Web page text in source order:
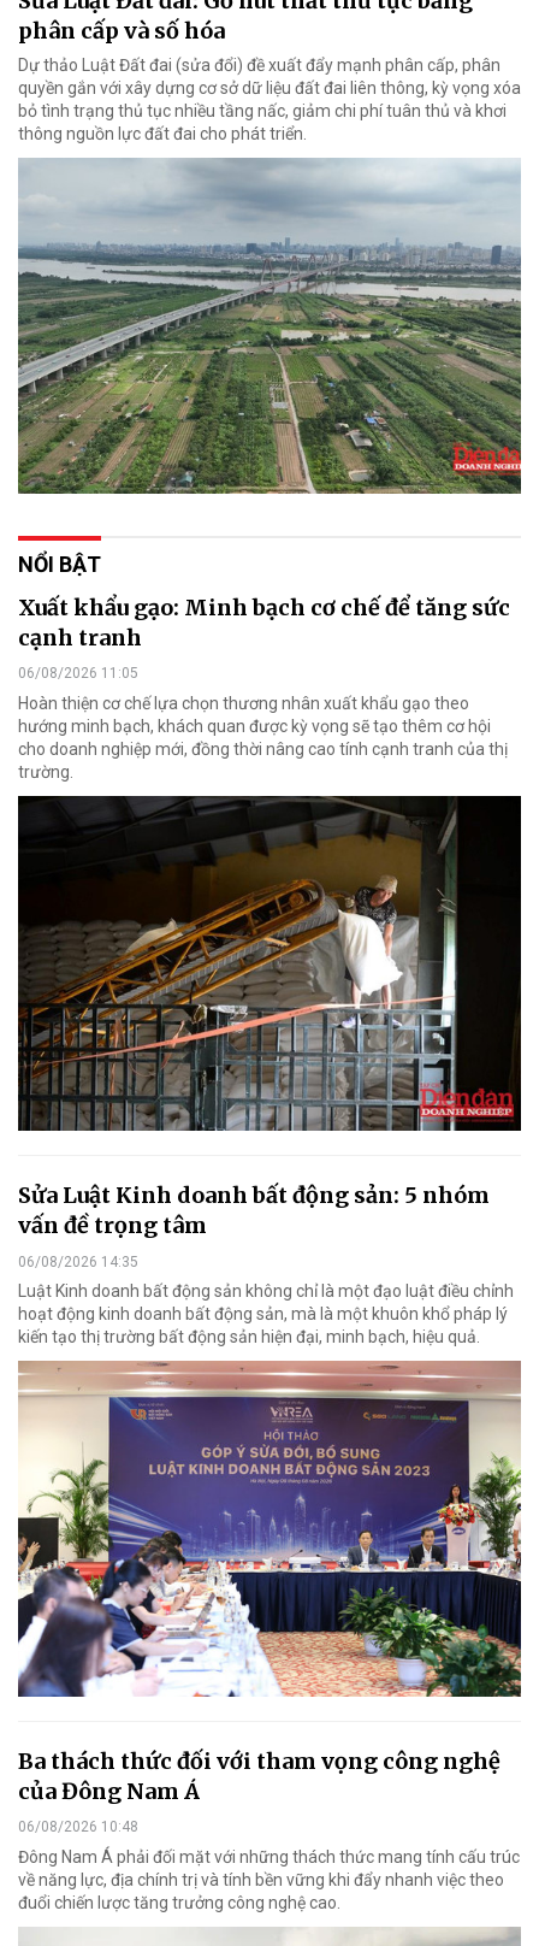
phân cấp và số hóa
Dự thảo Luật Đất đai (sửa đổi) đề xuất đẩy mạnh phân cấp, phân
quyền gắn với xây dựng cơ sở dữ liệu đất đai liên thông, kỳ vọng xóa
bỏ tình trạng thủ tục nhiều tầng nấc, giảm chi phí tuân thủ và khơi
thông nguồn lực đất đai cho phát triển.
NỔI BẬT
Xuất khẩu gạo: Minh bạch cơ chế để tăng sức
cạnh tranh
06/08/2026 11:05
Hoàn thiện cơ chế lựa chọn thương nhân xuất khẩu gạo theo
hướng minh bạch, khách quan được kỳ vọng sẽ tạo thêm cơ hội
cho doanh nghiệp mới, đồng thời nâng cao tính cạnh tranh của thị
trường.
Sửa Luật Kinh doanh bất động sản: 5 nhóm
vấn đề trọng tâm
06/08/2026 14:35
Luật Kinh doanh bất động sản không chỉ là một đạo luật điều chỉnh
hoạt động kinh doanh bất động sản, mà là một khuôn khổ pháp lý
kiến tạo thị trường bất động sản hiện đại, minh bạch, hiệu quả.
Ba thách thức đối với tham vọng công nghệ
của Đông Nam Á
06/08/2026 10:48
Đông Nam Á phải đối mặt với những thách thức mang tính cấu trúc
về năng lực, địa chính trị và tính bền vững khi đẩy nhanh việc theo
đuổi chiến lược tăng trưởng công nghệ cao.